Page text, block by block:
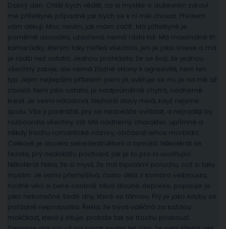
Dobrý den. Chtěl bych vědět, co si myslíte o duševním zdraví
mé přítelkyně, případně jak bych se k ní měl chovat. Předem
vám děkuji. Moc nevím, jak mám začít.. Má přítelkyně je
poměrně asociální, uzavřená, nemá ráda lidi. Má maximálně tři
kamarádky, kterým taky neříká všechno, jen je jaksi..snese a má
je radši než ostatní. Jednou prohlásila, že se bojí, že jednou
všechny zabije, ale nemá žádné sklony k agresivitě, není ten
typ. Jejím nejlepším přítelem jsem já, svěřuje se mi, je na mě až
závislá. Není jako ostatní, je nadprůměrně chytrá, nádherně
kreslí. Je velmi náladová. Nejhorší stavy mívá, když nejsme
spolu. Vše ji podráždí, prý se nedokáže ovládat, a nejraději by
rozbourala všechny zdi. Má nádherný charakter, upřímné a
někdy trochu romantické názory, občasně lehce morbidní.
Celkově je docela sebedestruktivní a cynická. Několikrát se
řezala, prý nedokážu pochopit, jak je to pro ni uvolňující.
Několikrát řekla, že si myslí, že má bipolární poruchu, což si taky
myslím. Je velmi přemýšlivá, často dělá z komára velblouda,
hodně věcí si bere osobně. Mívá dlouhé deprese, popisuje je
jako nekonečné šedé dny, které se táhnou. Prý je jako kdyby se
pořádně neprobudila. Řekla, že bývá vděčná za každou
maličkost, která ji irituje, protože tak se trochu probouzí.